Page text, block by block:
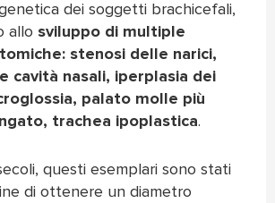
dei soggetti brachicefali,
allo sviluppo di multiple
stenosi delle narici,
cavità nasali, iperplasia dei
palato molle più
trachea ipoplastica.
questi esemplari sono stati
di ottenere un diametro